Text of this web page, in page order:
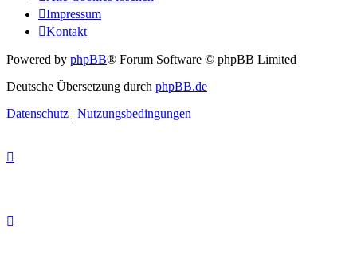
Impressum
Kontakt
Powered by phpBB® Forum Software © phpBB Limited
Deutsche Übersetzung durch phpBB.de
Datenschutz | Nutzungsbedingungen